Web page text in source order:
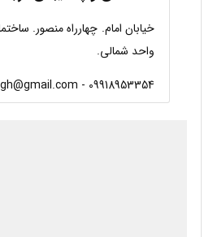
خیابان امام. چهارراه منصور.
واحد شمالی.
09918953354 - official.eshragh@gmail.com